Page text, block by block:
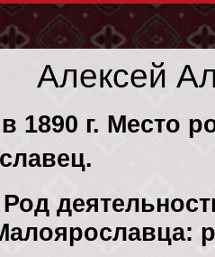
Алексей
1890 г. Место